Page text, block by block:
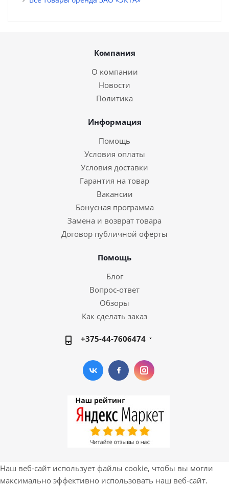
Компания
О компании
Новости
Политика
Информация
Помощь
Условия оплаты
Условия доставки
Гарантия на товар
Вакансии
Бонусная программа
Замена и возврат товара
Договор публичной оферты
Помощь
Блог
Вопрос-ответ
Обзоры
Как сделать заказ
+375-44-7606474
Наш веб-сайт использует файлы cookie, чтобы вы могли
максимально эффективно использовать наш веб-сайт.